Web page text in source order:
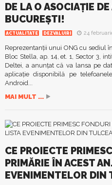
DE LA O ASOCIAȚIE
BUCUREȘTI!
ACTUALITATE DEZVALUIRI 24
Reprezentanții unui ONG cu sediul
Bloc Stella, ap. 14, et. 1, Sector 3,
Deltei, a anunțat că va lansa pe
aplicaţie disponibilă pe
Android...
MAI MULT ...
CE PROIECTE
PRIMĂRIE ÎN ACEST
EVENIMENTELOR DIN